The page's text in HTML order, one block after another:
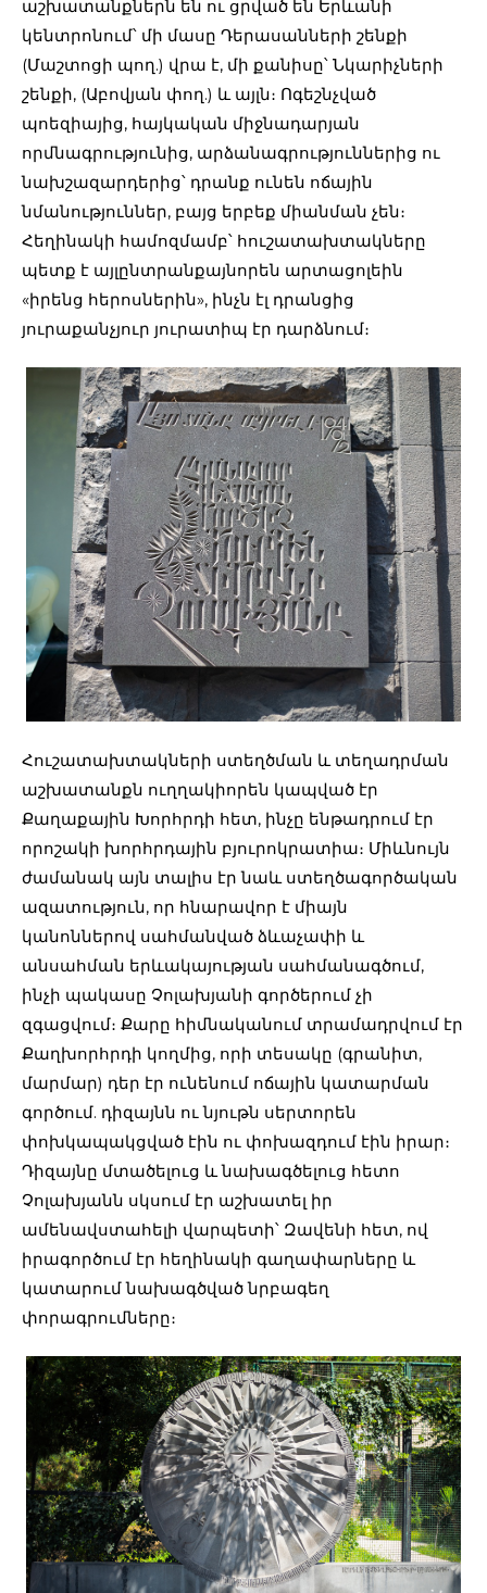
աշխատանքներն են ու ցրված են Երևանի
կենտրոնում՝ մի մասը Դերասանների շենքի
(Մաշտոցի պող.) վրա է, մի քանիսը՝ Նկարիչների
շենքի, (Աբովյան փող.) և այլն։ Ոգեշնչված
պոեզիայից, հայկական միջնադարյան
որմնագրությունից, արձանագրություններից ու
նախշազարդերից՝ դրանք ունեն ոճային
նմանություններ, բայց երբեք միանման չեն։
Հեղինակի համոզմամբ՝ հուշատախտակները
պետք է այլընտրանքայնորեն արտացոլեին
«իրենց հերոսներին», ինչն էլ դրանցից
յուրաքանչյուր յուրատիպ էր դարձնում։
Հուշատախտակների ստեղծման և տեղադրման
աշխատանքն ուղղակիորեն կապված էր
Քաղաքային Խորհրդի հետ, ինչը ենթադրում էր
որոշակի խորհրդային բյուրոկրատիա։ Միևնույն
ժամանակ այն տալիս էր նաև ստեղծագործական
ազատություն, որ հնարավոր է միայն
կանոններով սահմանված ձևաչափի և
անսահման երևակայության սահմանագծում,
ինչի պակասը Չոլախյանի գործերում չի
զգացվում։ Քարը հիմնականում տրամադրվում էր
Քաղխորհրդի կողմից, որի տեսակը (գրանիտ,
մարմար) դեր էր ունենում ոճային կատարման
գործում. դիզայնն ու նյութն սերտորեն
փոխկապակցված էին ու փոխազդում էին իրար։
Դիզայնը մտածելուց և նախագծելուց հետո
Չոլախյանն սկսում էր աշխատել իր
ամենավստահելի վարպետի՝ Զավենի հետ, ով
իրագործում էր հեղինակի գաղափարները և
կատարում նախագծված նրբագեղ
փորագրումները։